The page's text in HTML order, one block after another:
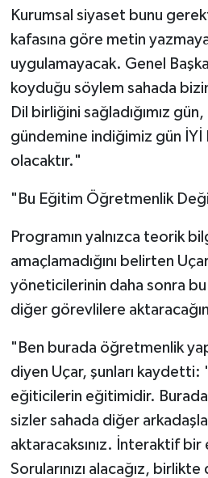
Kurumsal siyaset bunu
kafasına göre metin
uygulamayacak. Genel
koyduğu söylem sahada
Dil birliğini sağladığımız
gündemine indiğimiz gün
olacaktır."
"Bu Eğitim Öğretmenlik
Programın yalnızca teorik
amaçlamadığını belirten
yöneticilerinin daha sonra
diğer görevlilere
"Ben burada öğretmenlik
diyen Uçar, şunları
eğiticilerin eğitimidir.
sizler sahada diğer
aktaracaksınız. İnteraktif
Sorularınızı alacağız,